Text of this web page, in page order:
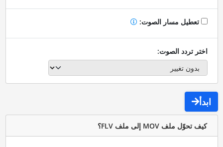
تعطيل مسار الصوت:
اختر تردد الصوت:
ابدأ
كيف تحوّل ملف MOV إلى ملف FLV؟